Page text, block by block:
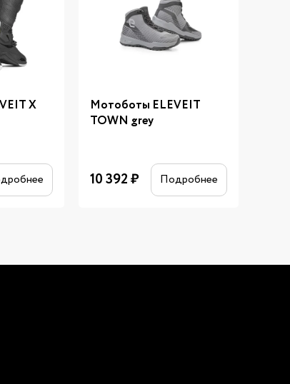
X
Мотоботы ELEVEIT
TOWN grey
10 392₽ Подробнее